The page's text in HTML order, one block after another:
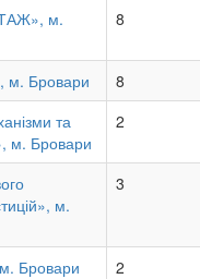
м.
8
Бровари 8
та
м. Бровари
2
м.
3
Бровари 2